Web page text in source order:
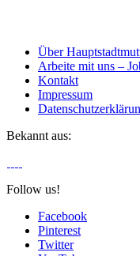
Über
Arbeite mit uns –
Kontakt
Impressum
Bekannt aus:
Follow us!
Facebook
Pinterest
Twitter